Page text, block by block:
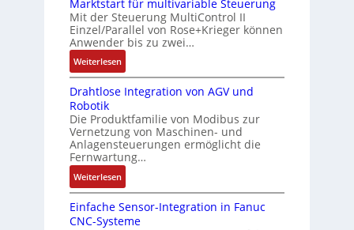
b
e
l
f
ü
r
i
e
A
n
w
e
n
d
d
5
G
a
u
f
e
n
R
a
s
p
b
e
i
e
r
n
g
e
s
t
ä
t
i
g
t
e
i
c
h
s
e
m
e
n
t
e
m
i
u
f
t
r
a
g
s
i
n
g
a
n
i
Marktstart für multivariable Steuerung
Mit der Steuerung MultiControl II
Einzel/Parallel von Rose+Krieger können
Anwender bis zu zwei…
Weiterlesen:
M
a
k
t
s
t
a
r
t
f
Drahtlose Integration von AGV und
Robotik
Die Produktfamilie von Modibus zur
Vernetzung von Maschinen- und
Anlagensteuerungen ermöglicht die
Fernwartung…
Weiterlesen:
D
r
a
Einfache Sensor-Integration in Fanuc
CNC-Systeme